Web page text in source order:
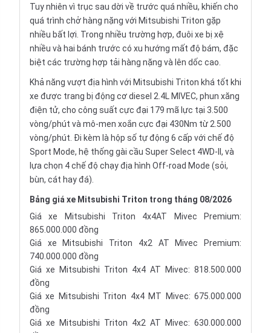
Tuy nhiên vì trục sau dời về trước quá nhiều, khiến cho
quá trình chở hàng nặng với Mitsubishi Triton gặp
nhiều bất lợi. Trong nhiều trường hợp, đuôi xe bị xệ
nhiều và hai bánh trước có xu hướng mất độ bám, đặc
biệt các trường hợp tải hàng nặng và lên dốc cao.
Khả năng vượt địa hình với Mitsubishi Triton khá tốt khi
xe được trang bị động cơ diesel 2.4L MIVEC, phun xăng
điện tử, cho công suất cực đại 179 mã lực tại 3.500
vòng/phút và mô-men xoắn cực đại 430Nm từ 2.500
vòng/phút. Đi kèm là hộp số tự động 6 cấp với chế độ
Sport Mode, hệ thống gài cầu Super Select 4WD-II, và
lựa chọn 4 chế độ chạy địa hình Off-road Mode (sỏi,
bùn, cát hay đá).
Bảng giá xe Mitsubishi Triton trong tháng 08/2026
Giá xe Mitsubishi Triton 4x4AT Mivec Premium:
865.000.000 đồng
Giá xe Mitsubishi Triton 4x2 AT Mivec Premium:
740.000.000 đồng
Giá xe Mitsubishi Triton 4x4 AT Mivec: 818.500.000
đồng
Giá xe Mitsubishi Triton 4x4 MT Mivec: 675.000.000
đồng
Giá xe Mitsubishi Triton 4x2 AT Mivec: 630.000.000